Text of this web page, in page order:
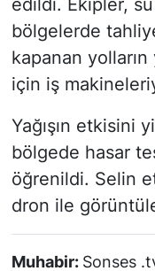
edildi. Ekipler, su
bölgelerde
kapanan yolların
için iş
Yağışın etkisini
bölgede hasar
öğrenildi. Selin
dron ile
Muhabir: Sonses